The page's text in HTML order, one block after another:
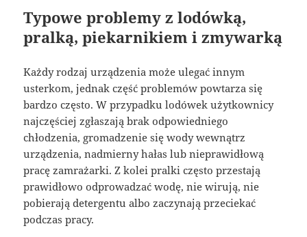
Typowe problemy z lodówką,
pralką, piekarnikiem i zmywarką
Każdy rodzaj urządzenia może ulegać innym
usterkom, jednak część problemów powtarza się
bardzo często. W przypadku lodówek użytkownicy
najczęściej zgłaszają brak odpowiedniego
chłodzenia, gromadzenie się wody wewnątrz
urządzenia, nadmierny hałas lub nieprawidłową
pracę zamrażarki. Z kolei pralki często przestają
prawidłowo odprowadzać wodę, nie wirują, nie
pobierają detergentu albo zaczynają przeciekać
podczas pracy.